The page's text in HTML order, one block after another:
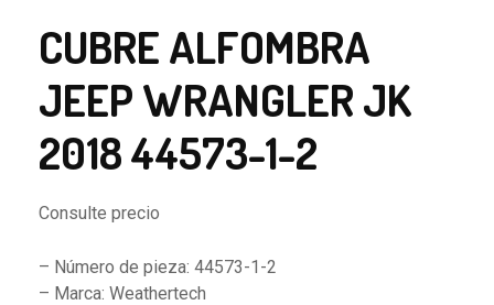
CUBRE ALFOMBRA
JEEP WRANGLER JK
2018 44573-1-2
Consulte precio
– Número de pieza: 44573-1-2
– Marca: Weathertech